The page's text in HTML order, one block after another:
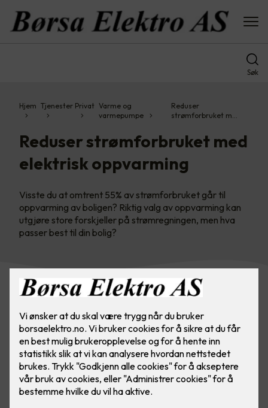
Søk
Hjem Tjenester Privat Varme og
varmepumpe
Reduser
strømforbruket m…
Reduser strømforbruket med
elektrisk oppvarming
Visste du at omtrent 55% av strømforbruket går til
oppvarming av boligen? Riktig valg av oppvarming kan
utgjøre store forskjeller på strømregningen, men hva
passer best til din bolig?